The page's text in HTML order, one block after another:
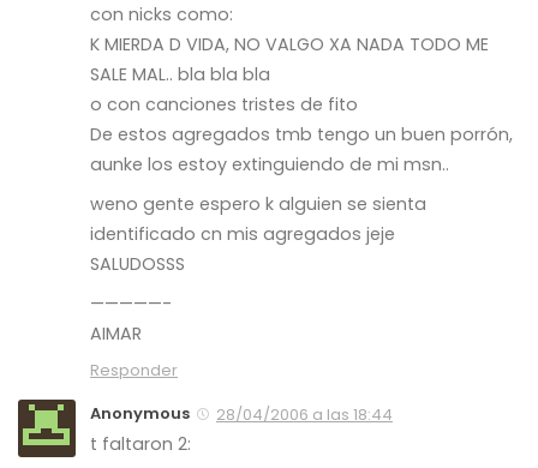
con nicks como:
K MIERDA D VIDA, NO VALGO XA NADA TODO ME
SALE MAL.. bla bla bla
o con canciones tristes de fito
De estos agregados tmb tengo un buen porrón,
aunke los estoy extinguiendo de mi msn..
weno gente espero k alguien se sienta
identificado cn mis agregados jeje
SALUDOSSS
—————-
AIMAR
Responder
Anonymous
28/04/2006 a las 18:44
t faltaron 2: